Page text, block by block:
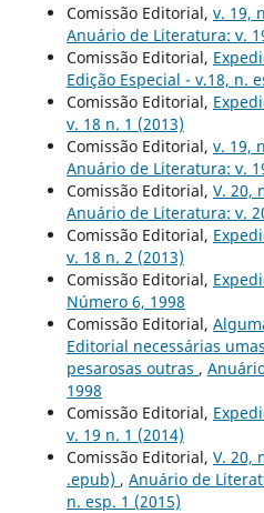
Comissão Editorial, v. 19,
Anuário de Literatura: v.
Comissão Editorial,
Edição Especial - v.18, n.
Comissão Editorial,
v. 18 n. 1 (2013)
Comissão Editorial, v. 19,
Anuário de Literatura: v.
Comissão Editorial, V. 20,
Anuário de Literatura: v.
Comissão Editorial,
v. 18 n. 2 (2013)
Comissão Editorial,
Número 6, 1998
Comissão Editorial,
Editorial necessárias
pesarosas outras ,
1998
Comissão Editorial,
v. 19 n. 1 (2014)
Comissão Editorial, V. 20,
.epub) , Anuário de
n. esp. 1 (2015)